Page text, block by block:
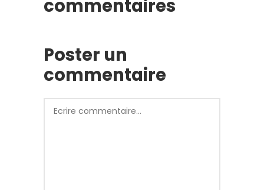
commentaires
Poster un
commentaire